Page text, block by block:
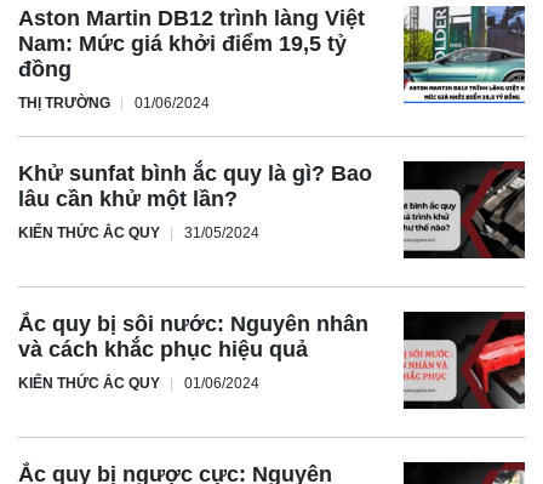
hóa
Tìm hiểu ngay: Khử sunfat bình ắc quylà gì?
Quá trình khử sunfat như thế nào?
Hiện tượng ngược cực
Nguyên nhân:Hiện tượng ngược cực của bình ắc quy là
do pin bị sạc quá mức hoặc do sử dụng lâu ngày mà
không được bảo dưỡng đúng cách.
: Bạn có thể nhận biết hiện tượng ngược cực với
các dấu hiệu như pin nóng lên bất thường, sụt giảm hiệu
suất, hoặc không thể sạc được.
Cách khắc phục:Để khắc phục hiện tượng này, bạn cần
thực hiện chu kỳ nạp và phóng nhanh nhiều lần với nước
cất. Cách làm này giúp phục hồi điện cực và tái cân bằng
hóa học bên trong pin, từ đó cải thiện hiệu suất và tuổi thọ
pin.
Aston Martin DB12 trình làng Việt
Nam: Mức giá khởi điểm 19,5 tỷ
đồng
THỊ TRƯỜNG 01/06/2024
Khử sunfat bình ắc quy là gì? Bao
lâu cần khử một lần?
KIẾN THỨC ẮC QUY 31/05/2024
Ắc quy bị sôi nước: Nguyên nhân
và cách khắc phục hiệu quả
KIẾN THỨC ẮC QUY 01/06/2024
Ắc quy bị ngược cực: Nguyên